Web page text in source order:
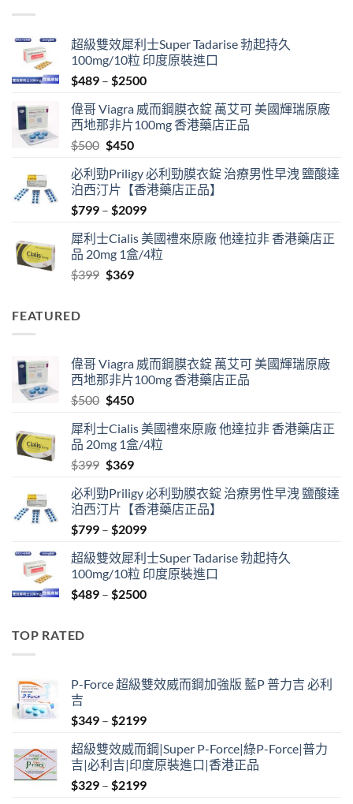
超級雙效犀利士Super Tadarise 勃起持久
100mg/10粒 印度原裝進口
$489 – $2500Price
$489
through
偉哥 Viagra 威而鋼膜衣錠 萬艾可 美國輝瑞原廠
西地那非片100mg 香港藥店正品
$500 Original
was:
$500.
$450Current
is:
$450.
必利勁Priligy 必利勁膜衣錠 治療男性早洩 鹽酸達
泊西汀片【香港藥店正品】
$799 – $2099Price
$799
through
犀利士Cialis 美國禮來原廠 他達拉非 香港藥店正
品 20mg 1盒/4粒
$399 Original
$369Current
FEATURED
偉哥 Viagra 威而鋼膜衣錠 萬艾可 美國輝瑞原廠
西地那非片100mg 香港藥店正品
$500 Original
was:
$500.
$450Current
is:
$450.
犀利士Cialis 美國禮來原廠 他達拉非 香港藥店正
品 20mg 1盒/4粒
$399 Original
was:
$399.
$369Current
is:
$369.
必利勁Priligy 必利勁膜衣錠 治療男性早洩 鹽酸達
泊西汀片【香港藥店正品】
$799 – $2099Price
$799
through
$2099
超級雙效犀利士Super Tadarise 勃起持久
100mg/10粒 印度原裝進口
$489 – $2500Price
TOP RATED
P-Force 超級雙效威而鋼加強版 藍P 普力吉 必利
吉
$349 – $2199Price
$349
through
$2199
超級雙效威而鋼|Super P-Force|綠P-Force|普力
吉|必利吉|印度原裝進口|香港正品
$329 – $2199Price